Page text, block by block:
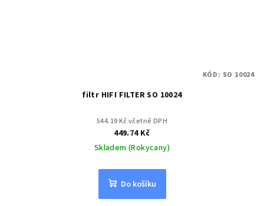
filtr HIFI FILTER SO 10024
544.19 Kč včetně DPH
449.74 Kč
Skladem (Rokycany)
Do košíku
KÓD: SO 10024